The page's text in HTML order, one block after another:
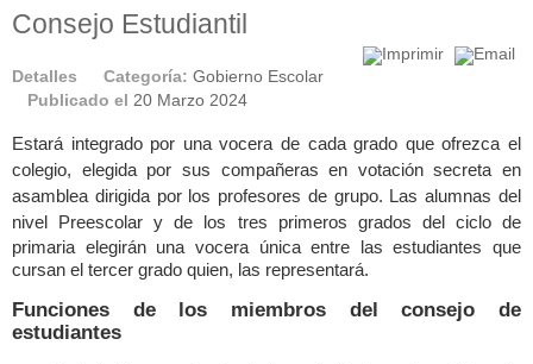
Consejo Estudiantil
Detalles Categoría: Gobierno Escolar
Publicado el 20 Marzo 2024
Estará integrado por una vocera de cada grado que ofrezca el
colegio, elegida por sus compañeras en votación secreta en
asamblea dirigida por los profesores de grupo. Las alumnas del
nivel Preescolar y de los tres primeros grados del ciclo de
primaria elegirán una vocera única entre las estudiantes que
cursan el tercer grado quien, las representará.
Funciones de los miembros del consejo de
estudiantes